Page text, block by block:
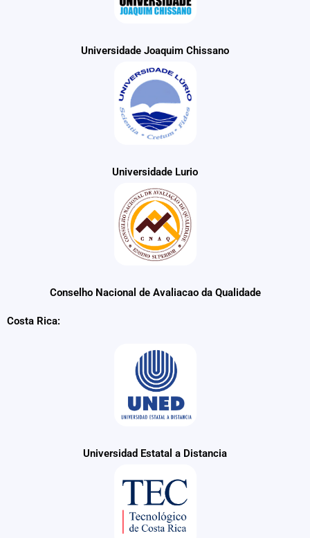
Universidade Joaquim Chissano
Universidade Lurio
Conselho Nacional de Avaliacao da Qualidade
Costa Rica:
Universidad Estatal a Distancia